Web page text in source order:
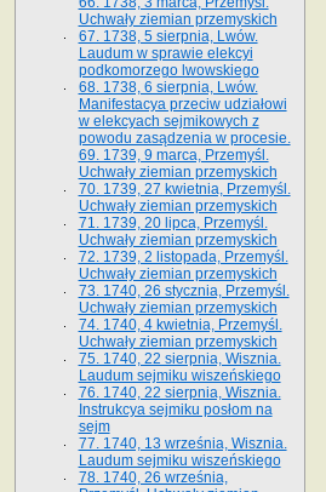
Uchwały ziemian przemyskich­
67. 1738, 5 sierpnia, Lwów.
Laudum w sprawie elekcyi
podkomorzego lwowskiego
68. 1738, 6 sierpnia, Lwów.
Manifestacya przeciw udziałowi
w elekcyach sejmikowych z
powodu zasądzenia w procesie.
69. 1739, 9 marca, Przemyśl.
Uchwały ziemian przemyskich
70. 1739, 27 kwietnia, Przemyśl.
Uchwały ziemian przemyskich
71. 1739, 20 lipca, Przemyśl.
Uchwały ziemian przemyskich
72. 1739, 2 listopada, Przemyśl.
Uchwały ziemian przemyskich
73. 1740, 26 stycznia, Przemyśl.
Uchwały ziemian przemyskich
74. 1740, 4 kwietnia, Przemyśl.
Uchwały ziemian przemyskich
75. 1740, 22 sierpnia, Wisznia.
Laudum sejmiku wiszeńskiego
76. 1740, 22 sierpnia, Wisznia.
Instrukcya sejmiku posłom na
sejm
77. 1740, 13 września, Wisznia.
Laudum sejmiku wiszeńskiego
78. 1740, 26 września,